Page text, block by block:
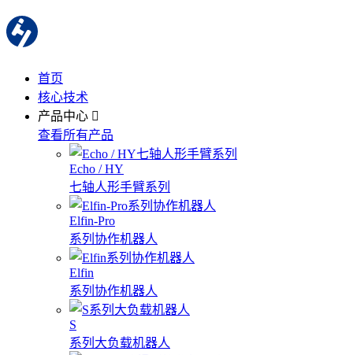
首页
核心技术
产品中心
查看所有产品
Echo / HY
七轴人形手臂系列
Elfin-Pro
系列协作机器人
Elfin
系列协作机器人
S
系列大负载机器人